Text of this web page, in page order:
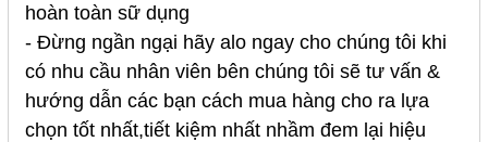
hoàn toàn sữ dụng
- Đừng ngần ngại hãy alo ngay cho chúng tôi khi
có nhu cầu nhân viên bên chúng tôi sẽ tư vấn &
hướng dẫn các bạn cách mua hàng cho ra lựa
chọn tốt nhất,tiết kiệm nhất nhầm đem lại hiệu